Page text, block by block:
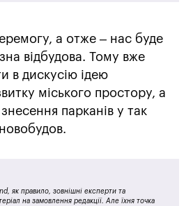
а отже – нас буде
відбудова. Тому вже
в дискусію ідею
міського простору, а
парканів у так
як правило, зовнішні експерти та
на замовлення редакції. Але їхня точка